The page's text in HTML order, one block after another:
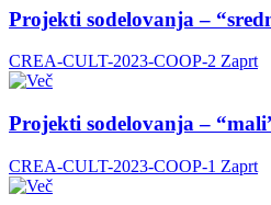
Projekti sodelovanja –
CREA-CULT-2023-COOP-2 Zaprt
Projekti sodelovanja –
CREA-CULT-2023-COOP-1 Zaprt